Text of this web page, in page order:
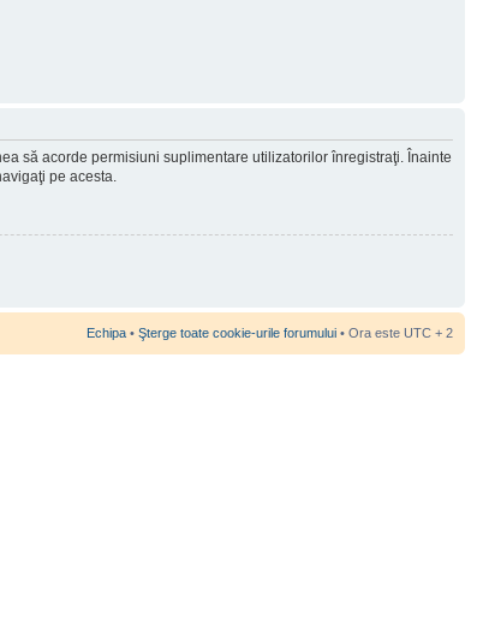
să acorde permisiuni suplimentare utilizatorilor înregistraţi. Înainte
pe acesta.
Echipa • Şterge toate cookie-urile forumului • Ora este UTC + 2